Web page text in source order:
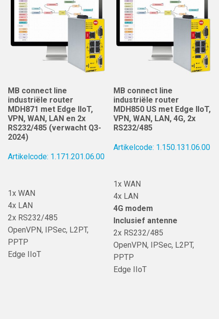
MB connect line
industriële router
MDH871 met Edge IIoT,
VPN, WAN, LAN en 2x
RS232/485 (verwacht Q3-
2024)
Artikelcode: 1.171.201.06.00
1x WAN
4x LAN
2x RS232/485
OpenVPN, IPSec, L2PT,
PPTP
Edge IIoT
MB connect line
industriële router
MDH850 US met Edge IIoT,
VPN, WAN, LAN, 4G, 2x
RS232/485
Artikelcode: 1.150.131.06.00
1x WAN
4x LAN
4G modem
Inclusief antenne
2x RS232/485
OpenVPN, IPSec, L2PT,
PPTP
Edge IIoT